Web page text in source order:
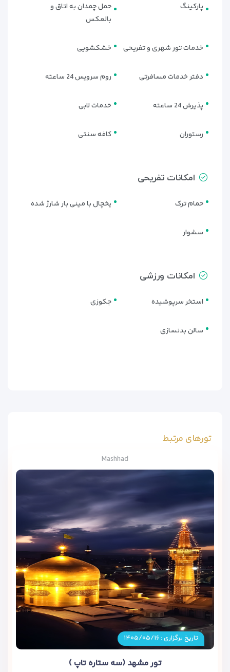
پارکینگ
حمل چمدان به اتاق و
بالعکس
خدمات تور شهری و تفریحی خشکشویی
دفتر خدمات مسافرتی روم سرویس 24 ساعته
پذیرش 24 ساعته خدمات لابی
رستوران کافه سنتی
امکانات تفریحی
حمام ترک یخچال با مینی بار شارژ شده
سشوار
امکانات ورزشی
استخر سرپوشیده جکوزی
سالن بدنسازی
تورهای مرتبط
Mashhad
تاریخ برگزاری : ۱۴۰۵/۰۵/۱۶
تور مشهد (سه ستاره تاپ )